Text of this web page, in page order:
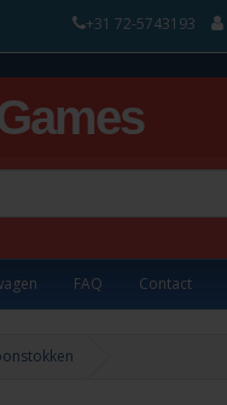
+31 72-5743193
FAQ Contact